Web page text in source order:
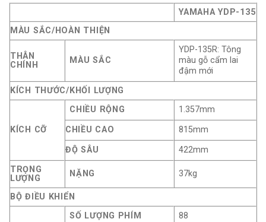
YAMAHA YDP-135
MÀU SẮC/HOÀN THIỆN
THÂN
CHÍNH
MÀU SẮC
YDP-135R: Tông
màu gỗ cẩm lai
đậm mới
KÍCH THƯỚC/KHỐI LƯỢNG
KÍCH CỠ
CHIỀU RỘNG
1.357mm
CHIỀU CAO
815mm
ĐỘ SÂU
422mm
TRỌNG
LƯỢNG
NẶNG 37kg
BỘ ĐIỀU KHIỂN
SỐ LƯỢNG PHÍM 88